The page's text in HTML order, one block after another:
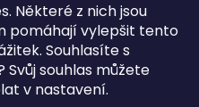
Některé z nich jsou
pomáhají vylepšit tento
Souhlasíte s
souhlas můžete
v nastavení.